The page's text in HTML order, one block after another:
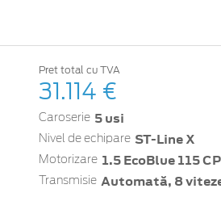
Pret total cu TVA
31.114 €
Caroserie 5 usi
Nivel de echipare ST-Line X
Motorizare 1.5 EcoBlue 115
Transmisie Automată, 8